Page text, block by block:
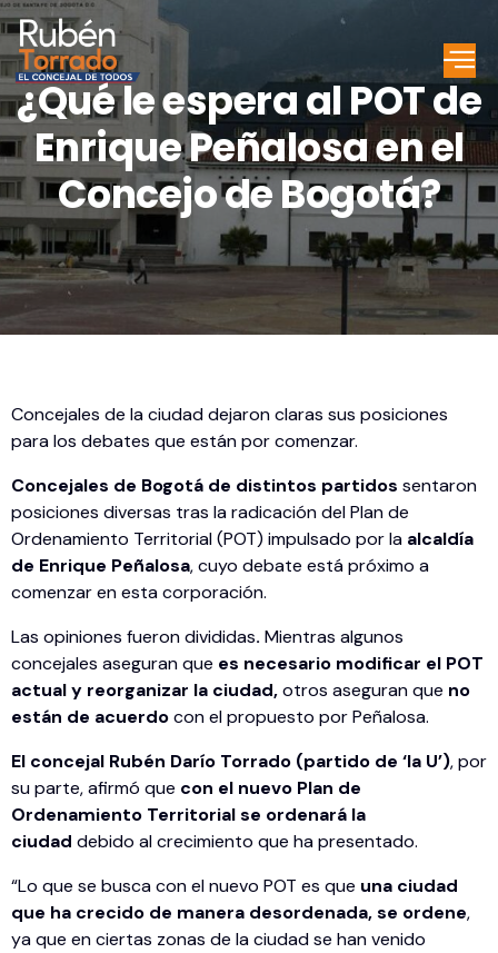
¿Qué le espera al POT de
Enrique Peñalosa en el
Concejo de Bogotá?
Concejales de la ciudad dejaron claras sus posiciones
para los debates que están por comenzar.
Concejales de Bogotá de distintos partidos sentaron
posiciones diversas tras la radicación del Plan de
Ordenamiento Territorial (POT) impulsado por la alcaldía
de Enrique Peñalosa, cuyo debate está próximo a
comenzar en esta corporación.
Las opiniones fueron divididas. Mientras algunos
concejales aseguran que es necesario modificar el POT
actual y reorganizar la ciudad,otros aseguran que no
están de acuerdocon el propuesto por Peñalosa.
El concejal Rubén Darío Torrado (partido de ‘la U’), por
su parte, afirmó que con el nuevo Plan de
Ordenamiento Territorial se ordenará la
ciudad debido al crecimiento que ha presentado.
“Lo que se busca con el nuevo POT es que una ciudad
que ha crecido de manera desordenada, se ordene,
ya que en ciertas zonas de la ciudad se han venido